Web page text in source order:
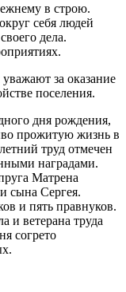
в строю.
себя людей
дела.
за оказание
поселения.
дня рождения,
прожитую жизнь в
труд отмечен
наградами.
Матрена
сына Сергея.
и пять правнуков.
и ветерана труда
согрето